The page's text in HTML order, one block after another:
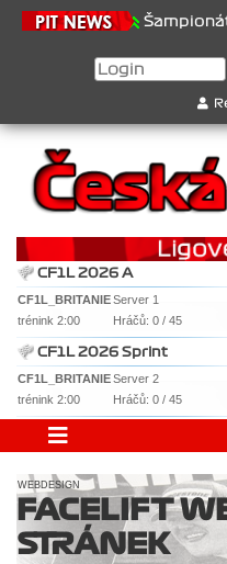
Šampionát 2026/1 je
CF1L 2026 A
CF1L_BRITANIEServer 1
trénink 2:00
Hráčů: 0 / 45
CF1L 2026 Sprint
CF1L_BRITANIEServer 2
trénink 2:00
Hráčů: 0 / 45
WEBDESIGN
FACELIFT
STRÁNEK